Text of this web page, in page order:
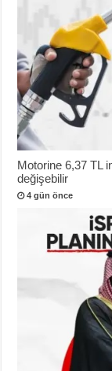
Motorine 6,37 TL
değişebilir
4 gün önce